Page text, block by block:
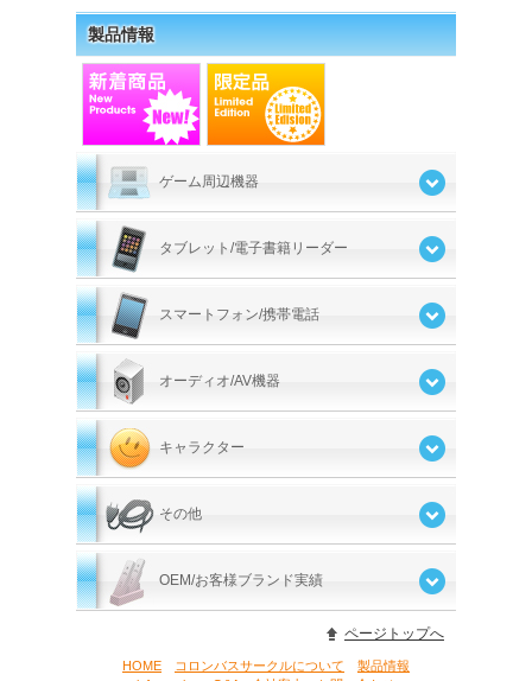
製品情報
ゲーム周辺機器
タブレット/電子書籍リーダー
スマートフォン/携帯電話
オーディオ/AV機器
キャラクター
その他
OEM/お客様ブランド実績
ページトップへ
HOME コロンバスサークルについて
製品情報